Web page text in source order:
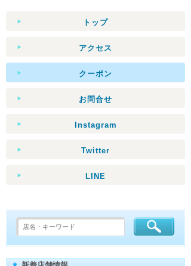
トップ
アクセス
クーポン
お問合せ
Instagram
Twitter
LINE